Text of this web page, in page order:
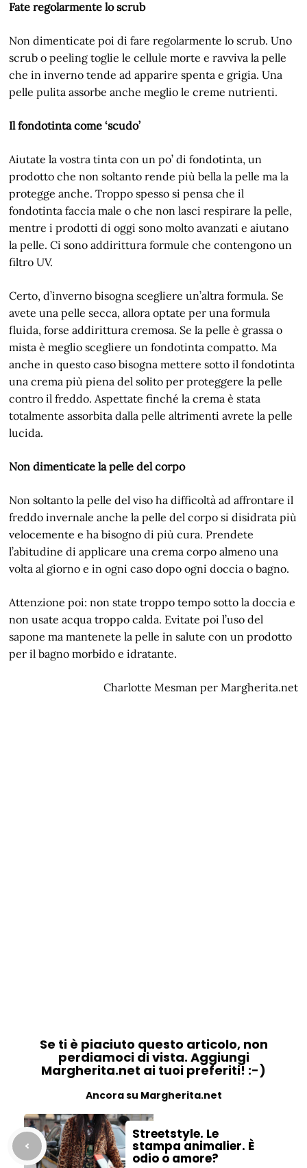
Fate regolarmente lo scrub
Non dimenticate poi di fare regolarmente lo scrub. Uno
scrub o peeling toglie le cellule morte e ravviva la pelle
che in inverno tende ad apparire spenta e grigia. Una
pelle pulita assorbe anche meglio le creme nutrienti.
Il fondotinta come ‘scudo’
Aiutate la vostra tinta con un po’ di fondotinta, un
prodotto che non soltanto rende più bella la pelle ma la
protegge anche. Troppo spesso si pensa che il
fondotinta faccia male o che non lasci respirare la pelle,
mentre i prodotti di oggi sono molto avanzati e aiutano
la pelle. Ci sono addirittura formule che contengono un
filtro UV.
Certo, d’inverno bisogna scegliere un’altra formula. Se
avete una pelle secca, allora optate per una formula
fluida, forse addirittura cremosa. Se la pelle è grassa o
mista è meglio scegliere un fondotinta compatto. Ma
anche in questo caso bisogna mettere sotto il fondotinta
una crema più piena del solito per proteggere la pelle
contro il freddo. Aspettate finché la crema è stata
totalmente assorbita dalla pelle altrimenti avrete la pelle
lucida.
Non dimenticate la pelle del corpo
Non soltanto la pelle del viso ha difficoltà ad affrontare il
freddo invernale anche la pelle del corpo si disidrata più
velocemente e ha bisogno di più cura. Prendete
l’abitudine di applicare una crema corpo almeno una
volta al giorno e in ogni caso dopo ogni doccia o bagno.
Attenzione poi: non state troppo tempo sotto la doccia e
non usate acqua troppo calda. Evitate poi l’uso del
sapone ma mantenete la pelle in salute con un prodotto
per il bagno morbido e idratante.
Charlotte Mesman per Margherita.net
Se ti è piaciuto questo articolo, non
perdiamoci di vista. Aggiungi
Margherita.net ai tuoi preferiti! :-)
Ancora su Margherita.net
Streetstyle. Le
stampa animalier. È
odio o amore?